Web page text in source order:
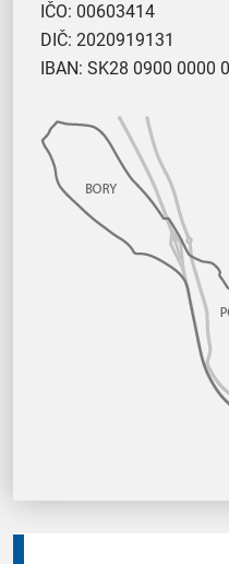
IČO: 00603414
DIČ: 2020919131
IBAN: SK28 0900 0000